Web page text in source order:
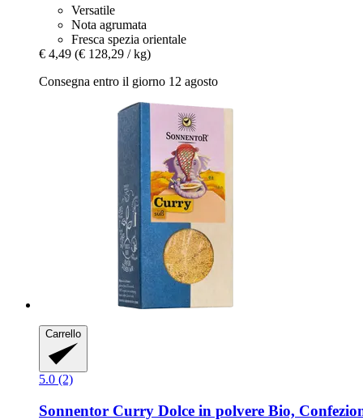
Versatile
Nota agrumata
Fresca spezia orientale
€ 4,49 (€ 128,29 / kg)
Consegna entro il giorno 12 agosto
Carrello
5.0 (2)
Sonnentor Curry Dolce in polvere Bio,